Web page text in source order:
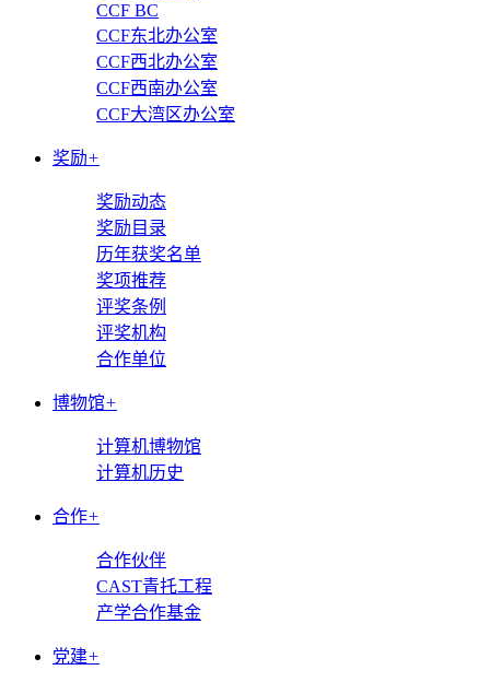
CCF BC
CCF东北办公室
CCF西北办公室
CCF西南办公室
CCF大湾区办公室
奖励+
奖励动态
奖励目录
历年获奖名单
奖项推荐
评奖条例
评奖机构
合作单位
博物馆+
计算机博物馆
计算机历史
合作+
合作伙伴
CAST青托工程
产学合作基金
党建+